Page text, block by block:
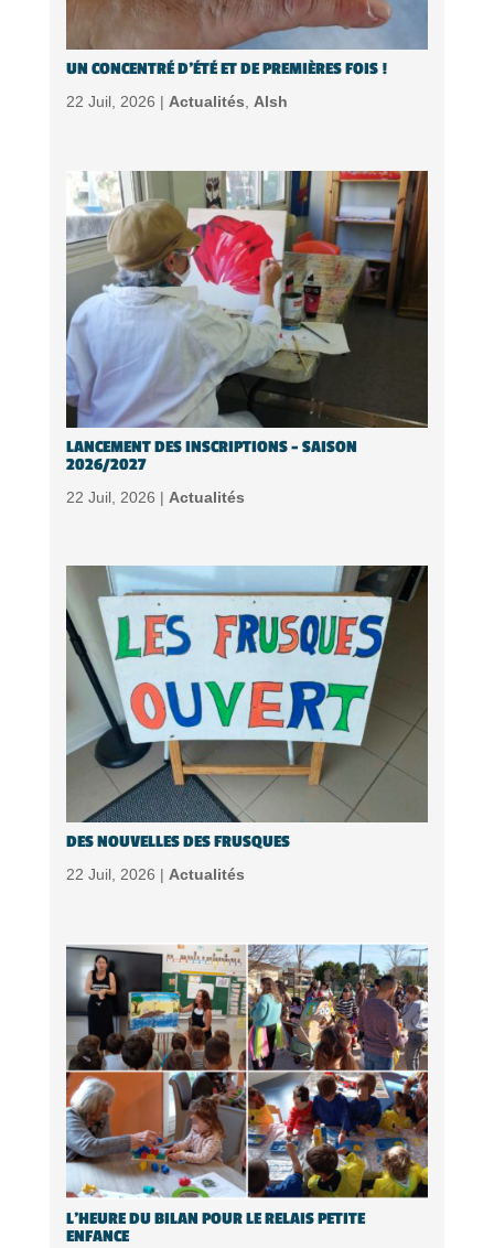
UN CONCENTRÉ D’ÉTÉ ET DE PREMIÈRES FOIS !
22 Juil, 2026 | Actualités, Alsh
LANCEMENT DES INSCRIPTIONS – SAISON
2026/2027
22 Juil, 2026 | Actualités
DES NOUVELLES DES FRUSQUES
22 Juil, 2026 | Actualités
L’HEURE DU BILAN POUR LE RELAIS PETITE
ENFANCE